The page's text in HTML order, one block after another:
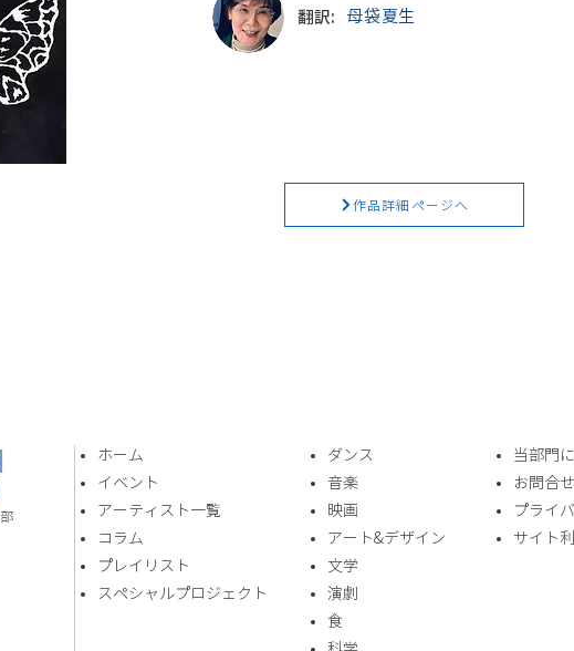
翻訳: 母袋夏生
作品詳細ページへ
ホーム
イベント
​アーティスト一覧
​コラム
プレイリスト
スペシャルプロジェクト
ダンス
音楽
​映画
アート&デザイン
​文学
演劇
食
当部門
お問合せ
プライ
サイト